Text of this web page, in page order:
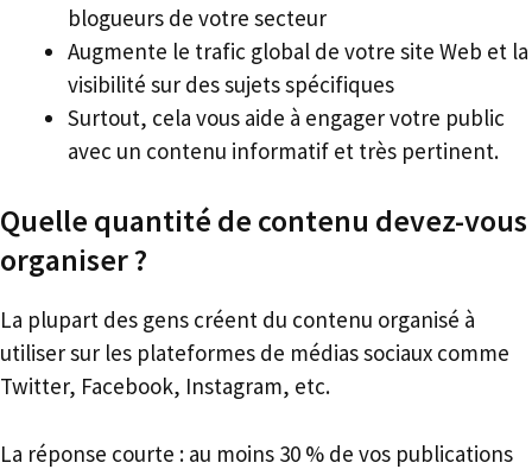
blogueurs de votre secteur
Augmente le trafic global de votre site Web et la
visibilité sur des sujets spécifiques
Surtout, cela vous aide à engager votre public
avec un contenu informatif et très pertinent.
Quelle quantité de contenu devez-vous
organiser ?
La plupart des gens créent du contenu organisé à
utiliser sur les plateformes de médias sociaux comme
Twitter, Facebook, Instagram, etc.
La réponse courte : au moins 30 % de vos publications